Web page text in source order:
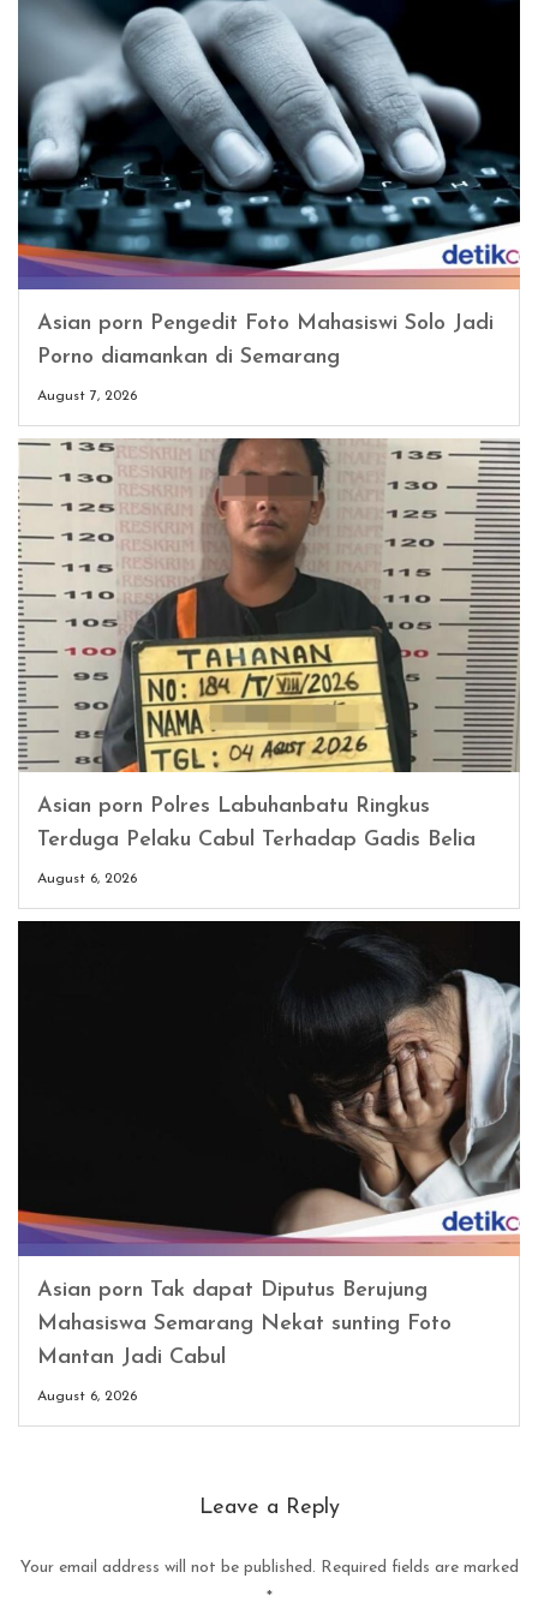
Asian porn Pengedit Foto Mahasiswi Solo Jadi
Porno diamankan di Semarang
August 7, 2026
Asian porn Polres Labuhanbatu Ringkus
Terduga Pelaku Cabul Terhadap Gadis Belia
August 6, 2026
Asian porn Tak dapat Diputus Berujung
Mahasiswa Semarang Nekat sunting Foto
Mantan Jadi Cabul
August 6, 2026
Leave a Reply
Your email address will not be published. Required fields are marked
*